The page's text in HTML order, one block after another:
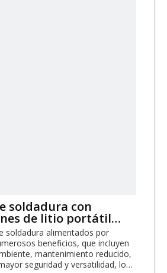
soldadura con
de litio portátil
soldadura alimentados por
beneficios, que incluyen
mantenimiento reducido,
seguridad y versatilidad, lo